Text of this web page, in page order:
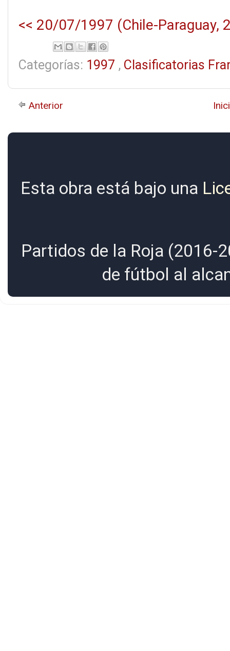
<< 20/07/1997 (Chile-Paraguay,
Categorías: 1997 , Clasificatorias
Anterior
Esta obra está bajo una
Partidos de la Roja (2016-
de fútbol al